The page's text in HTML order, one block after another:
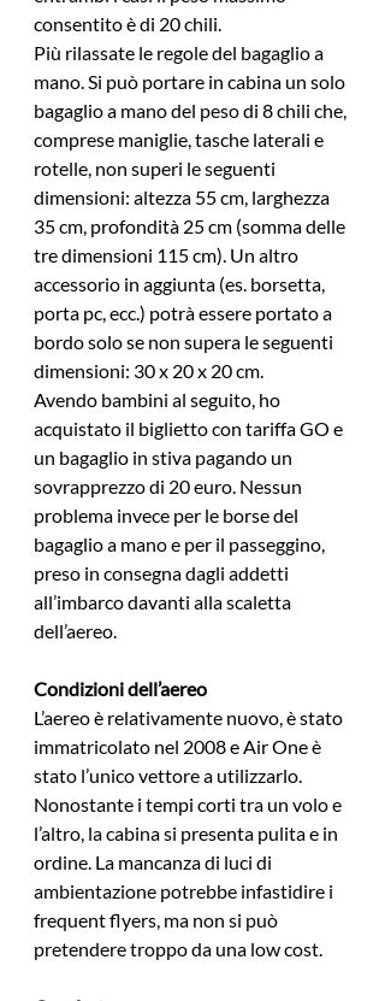
consentito è di 20 chili.
Più rilassate le regole del bagaglio a
mano. Si può portare in cabina un solo
bagaglio a mano del peso di 8 chili che,
comprese maniglie, tasche laterali e
rotelle, non superi le seguenti
dimensioni: altezza 55 cm, larghezza
35 cm, profondità 25 cm (somma delle
tre dimensioni 115 cm). Un altro
accessorio in aggiunta (es. borsetta,
porta pc, ecc.) potrà essere portato a
bordo solo se non supera le seguenti
dimensioni: 30 x 20 x 20 cm.
Avendo bambini al seguito, ho
acquistato il biglietto con tariffa GO e
un bagaglio in stiva pagando un
sovrapprezzo di 20 euro. Nessun
problema invece per le borse del
bagaglio a mano e per il passeggino,
preso in consegna dagli addetti
all’imbarco davanti alla scaletta
dell’aereo.
Condizioni dell’aereo
L’aereo è relativamente nuovo, è stato
immatricolato nel 2008 e Air One è
stato l’unico vettore a utilizzarlo.
Nonostante i tempi corti tra un volo e
l’altro, la cabina si presenta pulita e in
ordine. La mancanza di luci di
ambientazione potrebbe infastidire i
frequent flyers, ma non si può
pretendere troppo da una low cost.